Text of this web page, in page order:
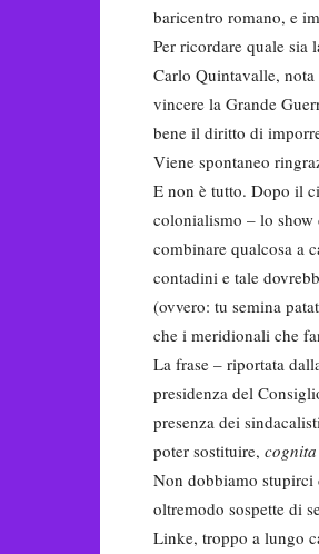
baricentro romano, e
Per ricordare quale sia
Carlo Quintavalle,
vincere la Grande
bene il diritto di
Viene spontaneo
E non è tutto. Dopo il
colonialismo – lo
combinare qualcosa a
contadini e tale
(ovvero: tu semina
che i meridionali che
La frase – riportata
presidenza del
presenza dei
poter sostituire,
Non dobbiamo stupirci
oltremodo sospette di
Linke, troppo a lungo